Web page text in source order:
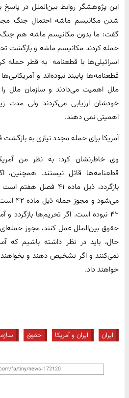
این پژوهشگر روابط بین‌الملل در پاسخ
شدن مکانیسم ماشه احتمال جنگ
گفت: ما بدون مکانیسم ماشه هم جنگ
حمله کردند مکانیسم ماشه و بازگشت
اسرائیلی‌ها با قطعنامه به قطر حمله
قطعنامه‌ها پایبند نبوده‌اند و
ملل اهمیت می‌دادند و سازمان ملل
خودشان ارزیابی می‌کردند ولی مدت
اهمیتی نمی دهند.
آمریکا برای حمله مجدد نیازی به بازگشت
وی خاطرنشان کرد: به نظر من
قطعنامه‌ها قائل نیستند. همچنین،
بازگردد، ذیل ماده ۴۱
می‌شود
۴۲ نبوده است. اگر تحریم‌ها بازگردد و
حقوق بین‌الملل عمل کنند، مجوز
حال، باید در نظر داشته باشیم که
نمی‌کنند و اگر تشخیص دهند و بخواهند
خواهند داد.
ایران ایران و آمریکا حقوق